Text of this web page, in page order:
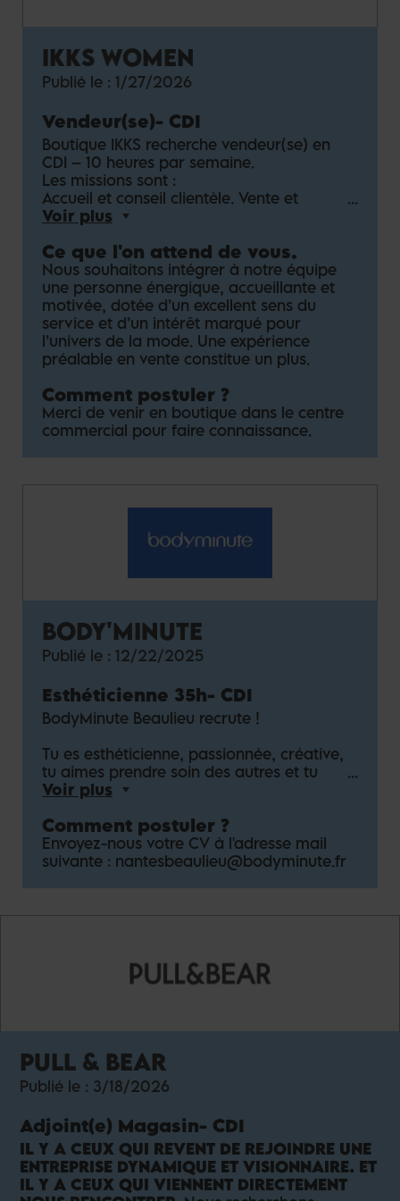
IKKS WOMEN
Publié le : 1/27/2026
Vendeur(se)- CDI
Boutique IKKS recherche vendeur(se) en
CDI – 10 heures par semaine.
Les missions sont :
Accueil et conseil clientèle. Vente et
encaissement.
Voir plus
Ce que l'on attend de vous.
Nous souhaitons intégrer à notre équipe
une personne énergique, accueillante et
motivée, dotée d’un excellent sens du
service et d’un intérêt marqué pour
l’univers de la mode. Une expérience
préalable en vente constitue un plus.
Comment postuler ?
Merci de venir en boutique dans le centre
commercial pour faire connaissance.
BODY'MINUTE
Publié le : 12/22/2025
Esthéticienne 35h- CDI
BodyMinute Beaulieu recrute !
Tu es esthéticienne, passionnée, créative,
tu aimes prendre soin des autres et tu
cherches un poste avec des perspectives
+ équipe bienveillante Formation interne
continue
Opportunités d’évolution réelles
Voir plus
Comment postuler ?
Envoyez-nous votre CV à l'adresse mail
suivante : nantesbeaulieu@bodyminute.fr
PULL & BEAR
Publié le : 3/18/2026
Adjoint(e) Magasin- CDI
IL Y A CEUX QUI REVENT DE REJOINDRE UNE
ENTREPRISE DYNAMIQUE ET VISIONNAIRE. ET
IL Y A CEUX QUI VIENNENT DIRECTEMENT